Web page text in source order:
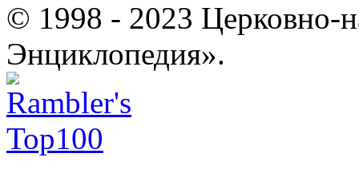
© 1998 - 2023 Церковно-
Энциклопедия».